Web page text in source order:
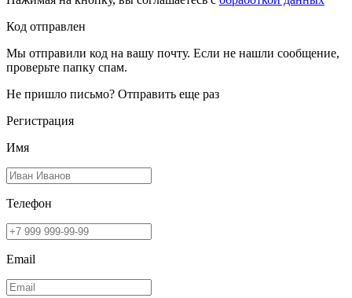
Код отправлен
Мы отправили код на вашу почту. Если не нашли сообщение,
проверьте папку спам.
Не пришло письмо? Отправить еще раз
Регистрация
Имя
Телефон
Email